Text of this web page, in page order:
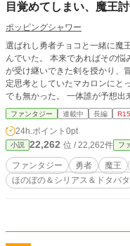
目覚めてしまい、魔王
ポッピングシャワー
選ばれし勇者チョコと一緒に魔
んでいた。 本来であればその悩みは起こるはずのない物だった。 王様から勇者
が受け継いできた剣を授かり
定思考としていたマカロンにと
でも無かった。 一体誰が予想出来ただろうか？ 「あー！！僕って凄く可愛
い！！なんか懐かしい可愛さ？兎にも
瞬間、勇者がTSするなんて……。 そして勇者が自分の見た目に好意を抱き
る、ナルシストになるなんて……
ファンタジー 連載中 長編 R15
24h.ポイント 0pt
小説 22,262 位 / 22,262件 フ
ファンタジー 勇者 魔王
ほのぼの＆シリアス＆ドタバタ